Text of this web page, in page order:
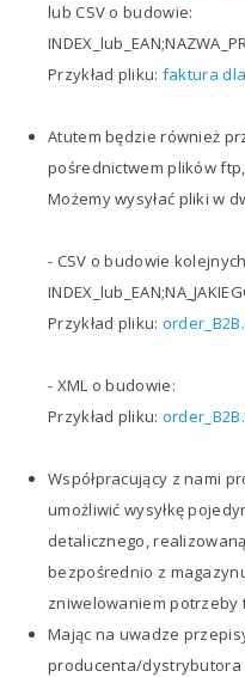
lub CSV o budowie:
Przykład pliku: faktura
Atutem będzie również
pośrednictwem plików
Możemy wysyłać pliki w
- CSV o budowie
Przykład pliku:
- XML o budowie:
Przykład pliku:
Współpracujący z nami
umożliwić wysyłkę
detalicznego,
bezpośrednio z
zniwelowaniem potrzeby
Mając na uwadze
producenta/dystrybutora